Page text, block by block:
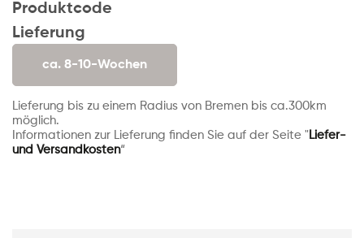
Produktcode
Lieferung
ca. 8-10-Wochen
Lieferung bis zu einem Radius von Bremen bis ca.300km
möglich.
Informationen zur Lieferung finden Sie auf der Seite " Liefer-
und Versandkosten“